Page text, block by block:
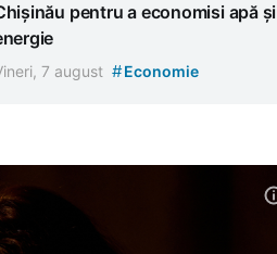
pentru a economisi apă și
7 august #Economie